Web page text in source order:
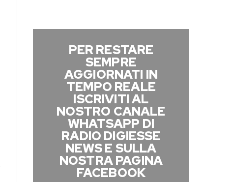
PER RESTARE
SEMPRE
AGGIORNATI IN
TEMPO REALE
ISCRIVITI AL
NOSTRO CANALE
WHATSAPP DI
RADIO DIGIESSE
NEWS E SULLA
NOSTRA PAGINA
FACEBOOK